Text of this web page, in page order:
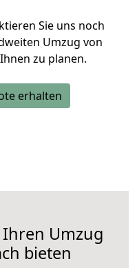
Sie uns noch
Umzug von
zu planen.
erhalten
Umzug
bieten